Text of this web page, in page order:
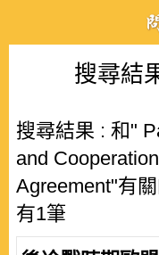
搜尋結
搜尋結果 : 和"
and Cooperation
Agreement"有
有1筆